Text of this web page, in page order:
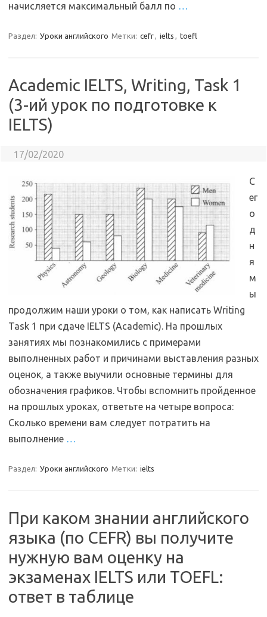
начисляется максимальный балл по …
Раздел: Уроки английского Метки: cefr, ielts , toefl
Academic IELTS, Writing, Task 1
(3-ий урок по подготовке к
IELTS)
17/02/2020
С
ег
о
д
н
я
м
ы
продолжим наши уроки о том, как написать Writing
Task 1 при сдаче IELTS (Academic). На прошлых
занятиях мы познакомились с примерами
выполненных работ и причинами выставления разных
оценок, а также выучили основные термины для
обозначения графиков. Чтобы вспомнить пройденное
на прошлых уроках, ответьте на четыре вопроса:
Сколько времени вам следует потратить на
выполнение …
Раздел: Уроки английского Метки: ielts
При каком знании английского
языка (по CEFR) вы получите
нужную вам оценку на
экзаменах IELTS или TOEFL:
ответ в таблице